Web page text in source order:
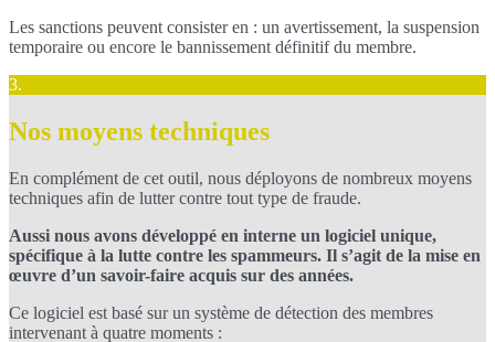
Les sanctions peuvent consister en : un avertissement, la suspension
temporaire ou encore le bannissement définitif du membre.
3.
Nos moyens techniques
En complément de cet outil, nous déployons de nombreux moyens
techniques afin de lutter contre tout type de fraude.
Aussi nous avons développé en interne un logiciel unique,
spécifique à la lutte contre les spammeurs. Il s’agit de la mise en
œuvre d’un savoir-faire acquis sur des années.
Ce logiciel est basé sur un système de détection des membres
intervenant à quatre moments :